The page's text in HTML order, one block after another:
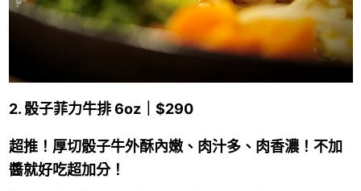
2. 骰子菲力牛排 6oz｜$290
超推！厚切骰子牛外酥內嫩、肉汁多、肉香濃！不加
醬就好吃超加分！